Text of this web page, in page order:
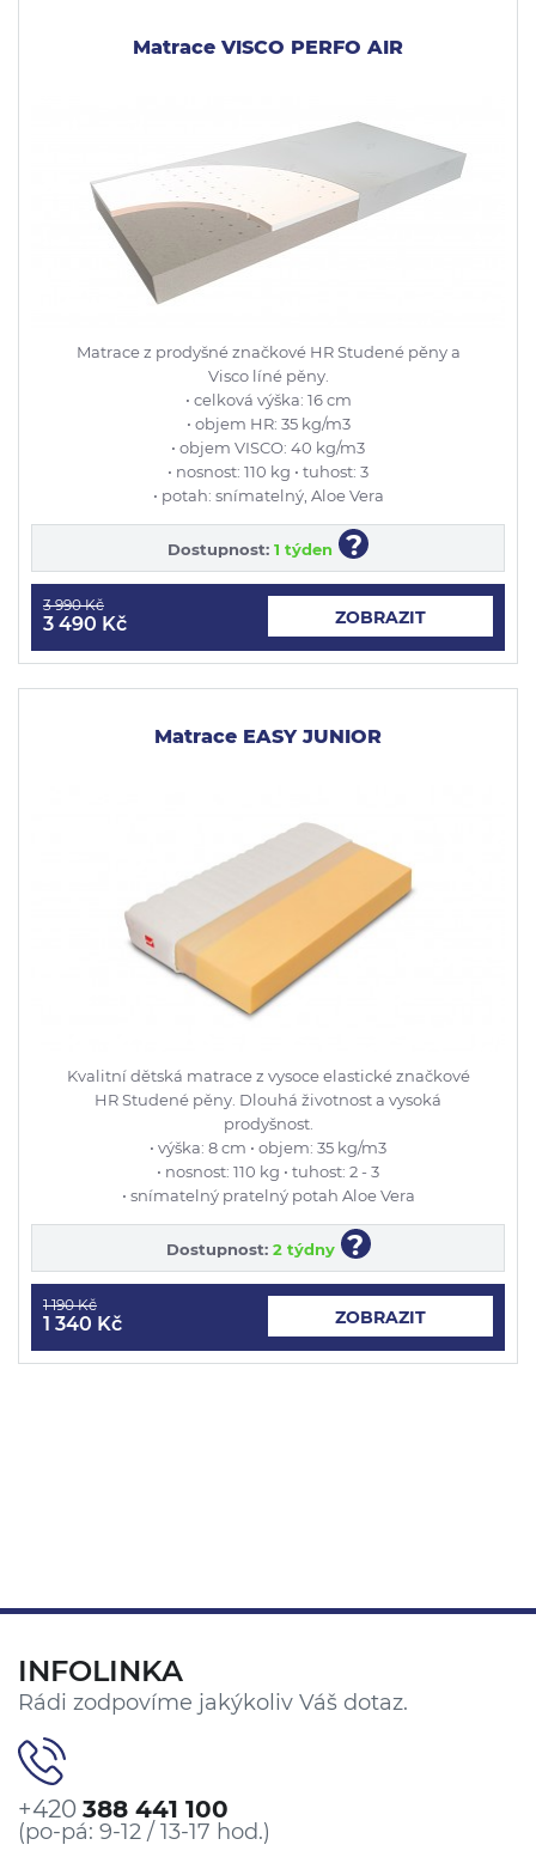
Matrace VISCO PERFO AIR
Matrace z prodyšné značkové HR Studené pěny a
Visco líné pěny.
• celková výška: 16 cm
• objem HR: 35 kg/m3
• objem VISCO: 40 kg/m3
• nosnost: 110 kg • tuhost: 3
• potah: snímatelný, Aloe Vera
Dostupnost: 1 týden ?
3 990 Kč
3 490 Kč ZOBRAZIT
Matrace EASY JUNIOR
Kvalitní dětská matrace z vysoce elastické značkové
HR Studené pěny. Dlouhá životnost a vysoká
prodyšnost.
• výška: 8 cm • objem: 35 kg/m3
• nosnost: 110 kg • tuhost: 2 - 3
• snímatelný pratelný potah Aloe Vera
Dostupnost:2 týdny ?
1 190 Kč
1 340 Kč ZOBRAZIT
INFOLINKA
Rádi zodpovíme jakýkoliv Váš dotaz.
+420 388 441 100
(po-pá: 9-12 / 13-17 hod.)